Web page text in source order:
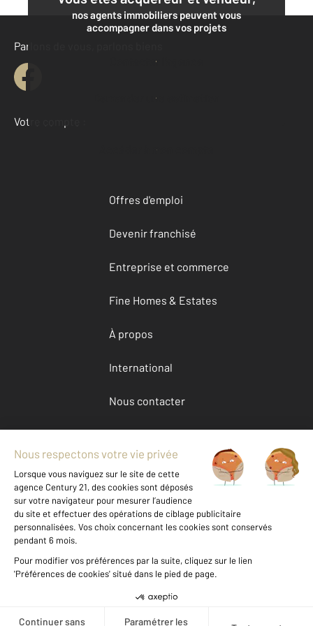
nos agents immobiliers peuvent vous
accompagner dans vos projets
Contacter l'agence
Demander une estimation
Parlons de vous, parlons biens
Votre compte :
Accéder à mon compte
Offres d'emploi
Devenir franchisé
Entreprise et commerce
Fine Homes & Estates
À propos
International
Nous contacter
Mentions légales & CGU et Barèmes d'honoraires
Données personnelles
Gestionnaire des cookies
Achat maison autour de BAIN DE BRETAGNE (35470)